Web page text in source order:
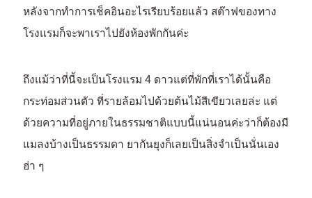
หลังจากทำการเช็คอินอะไรเรียบร้อยแล้ว สต๊าฟของทาง
โรงแรมก็จะพาเราไปยังห้องพักกันค่ะ
ถึงแม้ว่าที่นี้จะเป็นโรงแรม 4 ดาวแต่ที่พักที่เราได้นั้นคือ
กระท่อมส่วนตัว ที่รายล้อมไปด้วยต้นไม้สีเขียวเลยล่ะ แต่
ด้วยความที่อยู่ภายในธรรมชาติแบบนี้แน่นอนค่ะว่าก็ต้องมี
แมลงบ้างเป็นธรรมดา ยากันยุงก็เลยเป็นสิ่งจำเป็นนั่นเอง
ฮ่า ๆ